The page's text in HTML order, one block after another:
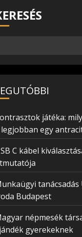
játéka:
egy
C kábel
Budapest
népmesék
gyerekeknek